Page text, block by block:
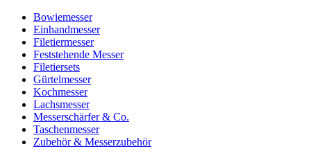
Bowiemesser
Einhandmesser
Filetiermesser
Feststehende Messer
Filetiersets
Gürtelmesser
Kochmesser
Lachsmesser
Messerschärfer & Co.
Taschenmesser
Zubehör & Messerzubehör